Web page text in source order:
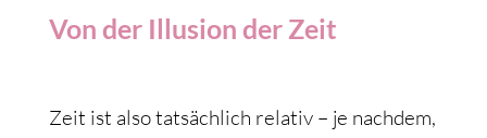
Von der Illusion der Zeit
Zeit ist also tatsächlich relativ – je nachdem,